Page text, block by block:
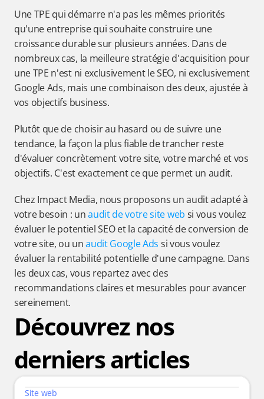
Une TPE qui démarre n'a pas les mêmes priorités
qu'une entreprise qui souhaite construire une
croissance durable sur plusieurs années. Dans de
nombreux cas, la meilleure stratégie d'acquisition pour
une TPE n'est ni exclusivement le SEO, ni exclusivement
Google Ads, mais une combinaison des deux, ajustée à
vos objectifs business.
Plutôt que de choisir au hasard ou de suivre une
tendance, la façon la plus fiable de trancher reste
d'évaluer concrètement votre site, votre marché et vos
objectifs. C'est exactement ce que permet un audit.
Chez Impact Media, nous proposons un audit adapté à
votre besoin : un audit de votre site web si vous voulez
évaluer le potentiel SEO et la capacité de conversion de
votre site, ou un audit Google Ads si vous voulez
évaluer la rentabilité potentielle d'une campagne. Dans
les deux cas, vous repartez avec des
recommandations claires et mesurables pour avancer
sereinement.
Découvrez nos
derniers articles
Site web